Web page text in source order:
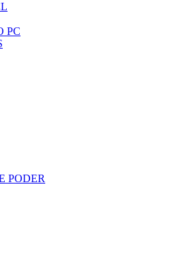
PC
PODER